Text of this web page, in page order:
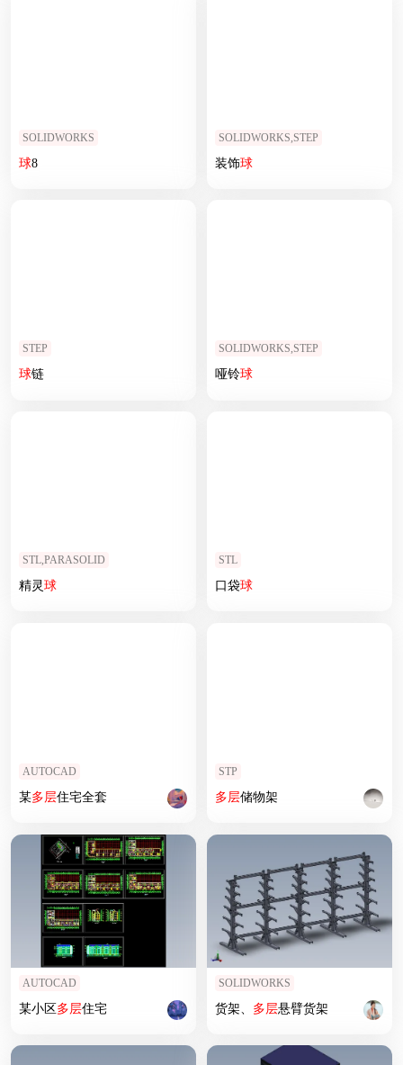
SOLIDWORKS
球8
SOLIDWORKS,STEP
装饰球
STEP
球链
SOLIDWORKS,STEP
哑铃球
STL,PARASOLID
精灵球
STL
口袋球
AUTOCAD
某多层住宅全套
STP
多层储物架
AUTOCAD
某小区多层住宅
SOLIDWORKS
货架、 多层悬臂货架